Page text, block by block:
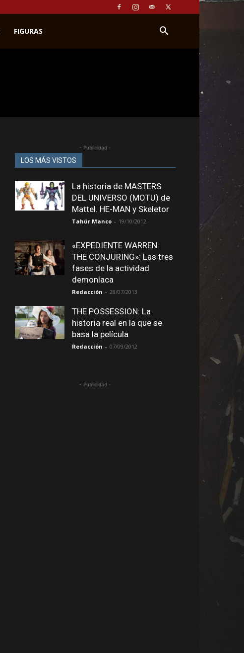
FIGURAS
- Publicidad -
LOS MÁS VISTOS
La historia de MASTERS
DEL UNIVERSO (MOTU) de
Mattel. HE-MAN y Skeletor
Tahúr Manco - 19/10/2012
«EXPEDIENTE WARREN:
THE CONJURING»: Las tres
fases de la actividad
demoníaca
Redacción - 28/07/2013
THE POSSESSION: La
historia real en la que se
basa la película
Redacción - 07/09/2012
- Publicidad -